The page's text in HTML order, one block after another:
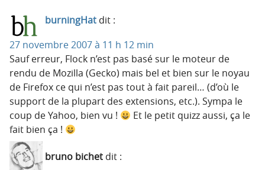
burningHat dit :
27 novembre 2007 à 11 h 12 min
Sauf erreur, Flock n’est pas basé sur le moteur de
rendu de Mozilla (Gecko) mais bel et bien sur le noyau
de Firefox ce qui n’est pas tout à fait pareil… (d’où le
support de la plupart des extensions, etc.). Sympa le
coup de Yahoo, bien vu !
Et le petit quizz aussi, ça le
fait bien ça !
bruno bichet dit :